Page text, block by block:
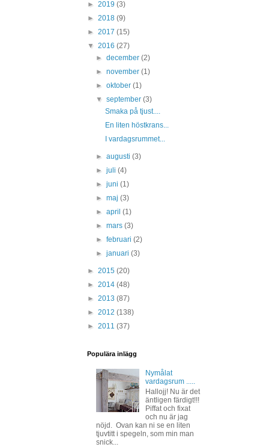
► 2019 (3)
► 2018 (9)
► 2017 (15)
▼ 2016 (27)
►december(2)
►november(1)
►oktober(1)
▼september(3)
Smaka på tjust....
En liten höstkrans...
I vardagsrummet...
►augusti(3)
►juli(4)
►juni(1)
►maj(3)
►april(1)
►mars(3)
►februari(2)
►januari(3)
► 2015 (20)
► 2014 (48)
► 2013 (87)
► 2012 (138)
► 2011 (37)
Populära inlägg
Nymålat
vardagsrum .....
Hallojj! Nu är det
äntligen färdigt!!!
Piffat och fixat
och nu är jag
nöjd. Ovan kan ni se en liten
tjuvtitt i spegeln, som min man
snick...